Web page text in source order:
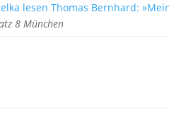
lesen Thomas Bernhard:
8 München